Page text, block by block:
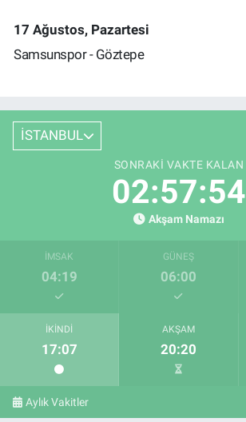
17 Ağustos, Pazartesi
Samsunspor - Göztepe
İSTANBUL
SONRAKI VAKTE KALAN
02:57:54
Akşam Namazı
İMSAK
04:19
GÜNEŞ
06:00
İKINDI
17:07
AKŞAM
20:20
Aylık Vakitler